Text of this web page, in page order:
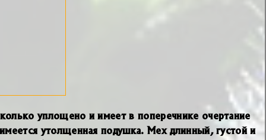
уплощено и имеет в поперечнике очертание
утолщенная подушка. Мех длинный, густой и